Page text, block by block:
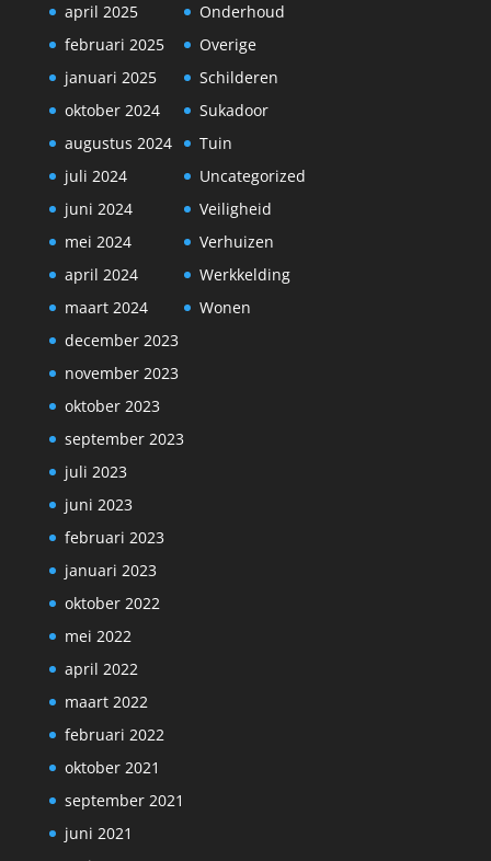
april 2025
februari 2025
januari 2025
oktober 2024
augustus 2024
juli 2024
juni 2024
mei 2024
april 2024
maart 2024
december 2023
november 2023
oktober 2023
september 2023
juli 2023
juni 2023
februari 2023
januari 2023
oktober 2022
mei 2022
april 2022
maart 2022
februari 2022
oktober 2021
september 2021
juni 2021
Onderhoud
Overige
Schilderen
Sukadoor
Tuin
Uncategorized
Veiligheid
Verhuizen
Werkkelding
Wonen